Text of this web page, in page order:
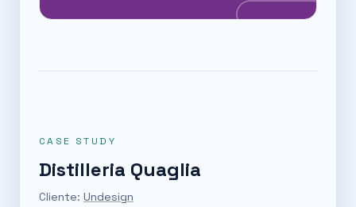
CASE STUDY
Distilleria Quaglia
Cliente: Undesign